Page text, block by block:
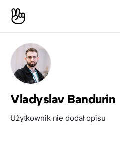
Vladyslav Bandurin
Użytkownik nie dodał opisu